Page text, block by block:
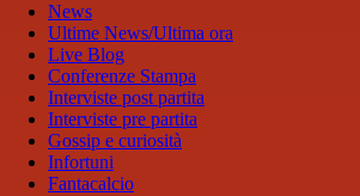
News
Ultime News/Ultima ora
Live Blog
Conferenze Stampa
Interviste post partita
Interviste pre partita
Gossip e curiosità
Infortuni
Fantacalcio